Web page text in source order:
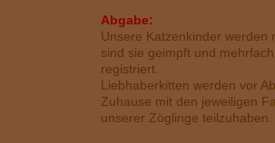
Abgabe:
Unsere Katzenkinder werden
sind sie geimpft und
registriert.
Liebhaberkitten werden vor
Zuhause mit den jeweiligen
unserer Zöglinge teilzuhaben.